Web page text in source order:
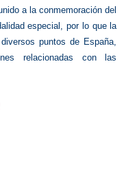
a la conmemoración del
especial, por lo que la
puntos de España,
relacionadas con las